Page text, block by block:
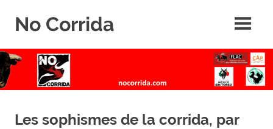
No Corrida
de
la
corrida
Les sophismes de la corrida, par